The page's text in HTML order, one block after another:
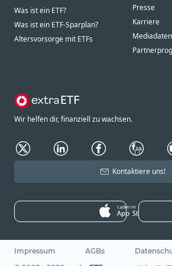
Was ist ein ETF?
Was ist ein ETF-Sparplan?
Altersvorsorge mit ETFs
Presse
Karriere
Mediadaten
Wir helfen dir, finanziell zu wachsen.
Kontaktiere uns!
Impressum AGBs